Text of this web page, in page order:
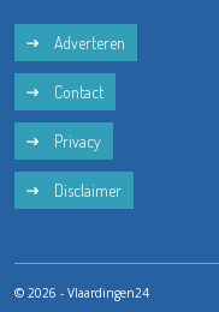
Adverteren
Contact
Privacy
Disclaimer
© 2026 - Vlaardingen24